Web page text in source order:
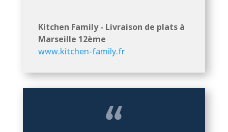
Kitchen Family - Livraison de plats à
Marseille 12ème
www.kitchen-family.fr